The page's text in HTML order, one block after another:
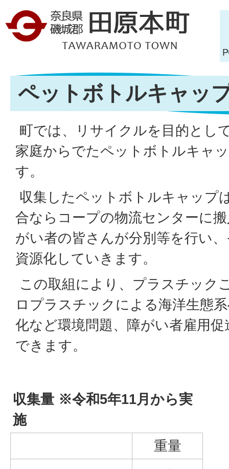
ペットボトルキャッ
町では、リサイクルを目的とし
家庭からでたペットボトルキャ
す。
収集したペットボトルキャップ
合ならコープの物流センターに
がい者の皆さんが分別等を行い
資源化していきます。
この取組により、プラスチック
ロプラスチックによる海洋生態
化など環境問題、障がい者雇用
できます。
収集量 ※令和5年11月から実
施
重量